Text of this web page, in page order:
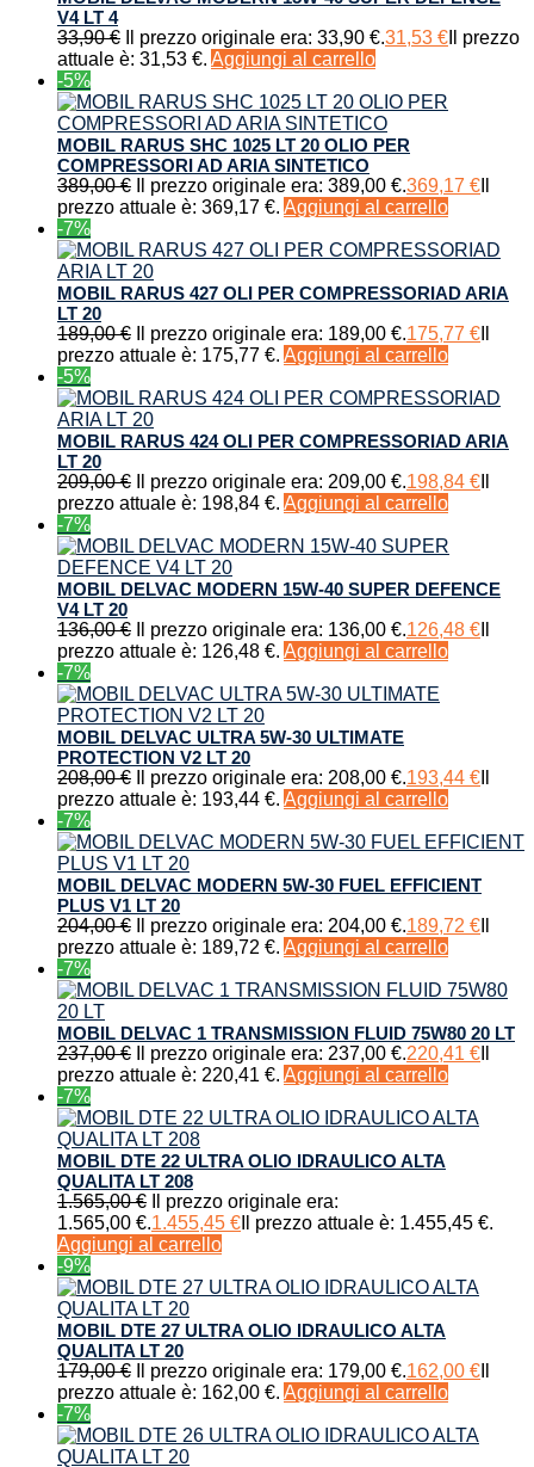
V4 LT 4
33,90€ Il prezzo originale era: 33,90 €.31,53 € Il prezzo
attuale è: 31,53 €. Aggiungi al carrello
-5%
MOBIL RARUS SHC 1025 LT 20 OLIO PER
COMPRESSORI AD ARIA SINTETICO
389,00€ Il prezzo originale era: 389,00 €.369,17 €
prezzo attuale è: 369,17 €. Aggiungi al carrello
-7%
MOBIL RARUS 427 OLI PER COMPRESSORIAD ARIA
LT 20
189,00€ Il prezzo originale era: 189,00 €.175,77 €
prezzo attuale è: 175,77 €. Aggiungi al carrello
-5%
MOBIL RARUS 424 OLI PER COMPRESSORIAD ARIA
LT 20
209,00€ Il prezzo originale era: 209,00 €.198,84 €
prezzo attuale è: 198,84 €. Aggiungi al carrello
-7%
MOBIL DELVAC MODERN 15W-40 SUPER DEFENCE
V4 LT 20
136,00€ Il prezzo originale era: 136,00 €.126,48 €
prezzo attuale è: 126,48 €. Aggiungi al carrello
-7%
MOBIL DELVAC ULTRA 5W-30 ULTIMATE
PROTECTION V2 LT 20
208,00€ Il prezzo originale era: 208,00 €.193,44 €
prezzo attuale è: 193,44 €. Aggiungi al carrello
-7%
MOBIL DELVAC MODERN 5W-30 FUEL EFFICIENT
PLUS V1 LT 20
204,00€ Il prezzo originale era: 204,00 €.189,72 €
prezzo attuale è: 189,72 €. Aggiungi al carrello
-7%
MOBIL DELVAC 1 TRANSMISSION FLUID 75W80 20 LT
237,00€ Il prezzo originale era: 237,00 €.220,41 €
prezzo attuale è: 220,41 €. Aggiungi al carrello
-7%
MOBIL DTE 22 ULTRA OLIO IDRAULICO ALTA
QUALITA LT 208
1.565,00€
Il prezzo originale era:
1.565,00 €.1.455,45 € Il prezzo attuale è: 1.455,45 €.
Aggiungi al carrello
-9%
MOBIL DTE 27 ULTRA OLIO IDRAULICO ALTA
QUALITA LT 20
179,00€ Il prezzo originale era: 179,00 €.162,00 €
prezzo attuale è: 162,00 €. Aggiungi al carrello
-7%